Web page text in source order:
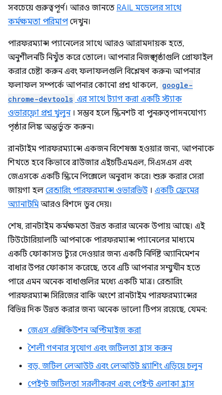
সবচেয়ে গুরুত্বপূর্ণ। আরও জানতে RAIL মডেলের সাথে
কর্মক্ষমতা পরিমাপদেখুন।
পারফরম্যান্স প্যানেলের সাথে আরও আরামদায়ক হতে,
অনুশীলনটি নিখুঁত করে তোলে। আপনার নিজস্ব পৃষ্ঠাগুলি প্রোফাইল
করার চেষ্টা করুন এবং ফলাফলগুলি বিশ্লেষণ করুন৷ আপনার
ফলাফল সম্পর্কে আপনার কোনো প্রশ্ন থাকলে, google-
chrome-devtools এর সাথে ট্যাগ করা একটি স্ট্যাক
ওভারফ্লো প্রশ্ন খুলুন। সম্ভব হলে স্ক্রিনশট বা পুনরুত্পাদনযোগ্য
পৃষ্ঠার লিঙ্ক অন্তর্ভুক্ত করুন।
রানটাইম পারফরম্যান্সে একজন বিশেষজ্ঞ হওয়ার জন্য, আপনাকে
শিখতে হবে কিভাবে ব্রাউজার এইচটিএমএল, সিএসএস এবং
জেএসকে একটি স্ক্রিনে পিক্সেলে অনুবাদ করে। শুরু করার সেরা
জায়গা হল রেন্ডারিং পারফরম্যান্স ওভারভিউ। একটি ফ্রেমের
অ্যানাটমি আরও বিশদে ডুব দেয়।
শেষ, রানটাইম কর্মক্ষমতা উন্নত করার অনেক উপায় আছে। এই
টিউটোরিয়ালটি আপনাকে পারফরম্যান্স প্যানেলের মাধ্যমে
একটি ফোকাসড ট্যুর দেওয়ার জন্য একটি নির্দিষ্ট অ্যানিমেশন
বাধার উপর ফোকাস করেছে, তবে এটি আপনার সম্মুখীন হতে
পারে এমন অনেক বাধাগুলির মধ্যে একটি মাত্র। রেন্ডারিং
পারফরম্যান্স সিরিজের বাকি অংশে রানটাইম পারফরম্যান্সের
বিভিন্ন দিক উন্নত করার জন্য অনেক ভালো টিপস রয়েছে, যেমন:
জেএস এক্সিকিউশন অপ্টিমাইজ করা
শৈলী গণনার সুযোগ এবং জটিলতা হ্রাস করুন
বড়, জটিল লেআউট এবং লেআউট থ্র্যাশিং এড়িয়ে চলুন
পেইন্ট জটিলতা সরলীকরণ এবং পেইন্ট এলাকা হ্রাস